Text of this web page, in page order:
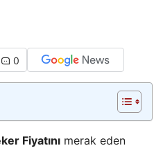
0
Fiyatını merak eden